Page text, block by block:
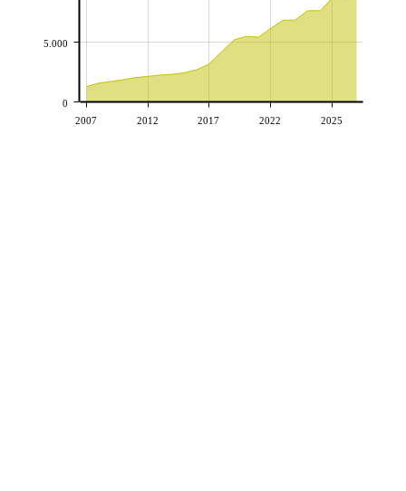
2007 2012 2017 2022 2025
0
5.000